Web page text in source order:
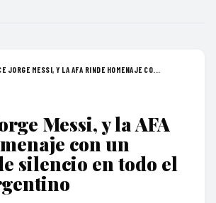
JORGE MESSI, Y LA AFA RINDE HOMENAJE CO...
Messi, y la AFA
con un
silencio en todo el